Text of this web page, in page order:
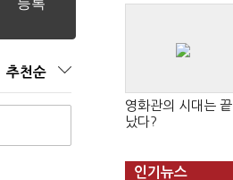
추천순
영화관의 시대는 끝
났다?
인기뉴스